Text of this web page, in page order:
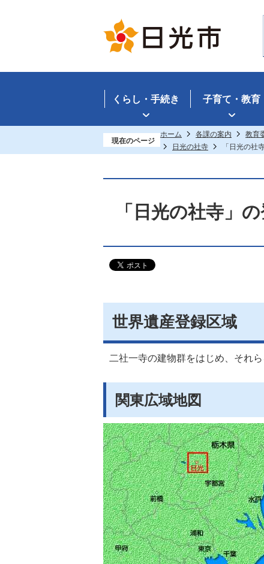
くらし・手続き 子育て・教育
現在のページ
ホーム 各課の案内 教育
日光の社寺
「日光の社
「日光の社寺」
世界遺産登録区域
二社一寺の建物群をはじめ、それ
関東広域地図